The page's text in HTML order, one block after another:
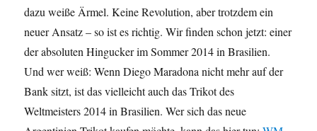
dazu weiße Ärmel. Keine Revolution, aber trotzdem ein
neuer Ansatz – so ist es richtig. Wir finden schon jetzt: einer
der absoluten Hingucker im Sommer 2014 in Brasilien.
Und wer weiß: Wenn Diego Maradona nicht mehr auf der
Bank sitzt, ist das vielleicht auch das Trikot des
Weltmeisters 2014 in Brasilien. Wer sich das neue